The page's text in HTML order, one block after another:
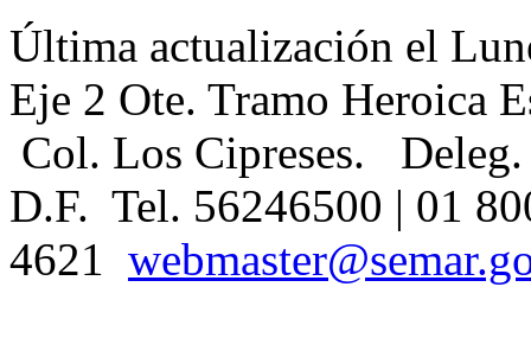
Última actualización el
Eje 2 Ote. Tramo Heroica
Col. Los Cipreses.
D.F. Tel. 56246500 | 01
4621